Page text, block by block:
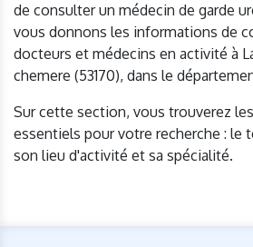
de consulter un médecin de garde
vous donnons les informations de
docteurs et médecins en activité à
chemere (53170), dans le
Sur cette section, vous trouverez
essentiels pour votre recherche : le
son lieu d'activité et sa spécialité.